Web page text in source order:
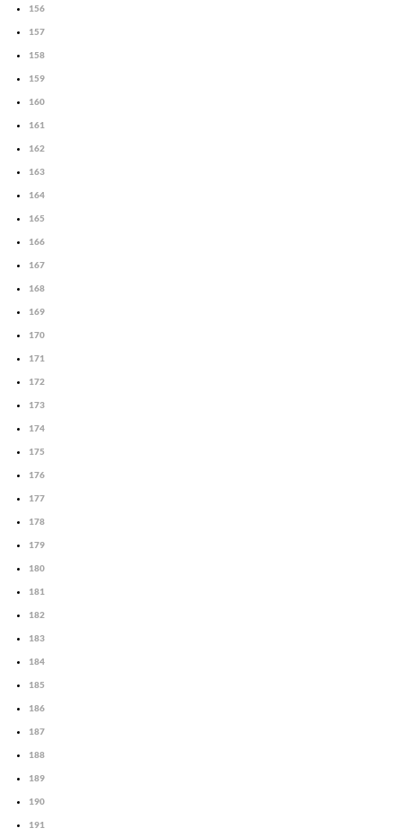
156
157
158
159
160
161
162
163
164
165
166
167
168
169
170
171
172
173
174
175
176
177
178
179
180
181
182
183
184
185
186
187
188
189
190
191